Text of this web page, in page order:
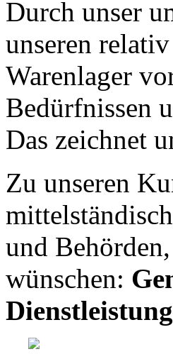
Durch unser
unseren
Warenlager
Bedürfnissen
Das zeichnet
Zu unseren
und
wünschen: